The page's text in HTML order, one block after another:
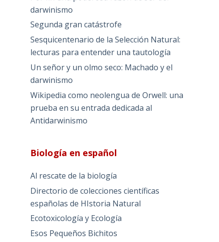
darwinismo
Segunda gran catástrofe
Sesquicentenario de la Selección Natural:
lecturas para entender una tautología
Un señor y un olmo seco: Machado y el
darwinismo
Wikipedia como neolengua de Orwell: una
prueba en su entrada dedicada al
Antidarwinismo
Biología en español
Al rescate de la biología
Directorio de colecciones científicas
españolas de HIstoria Natural
Ecotoxicología y Ecología
Esos Pequeños Bichitos